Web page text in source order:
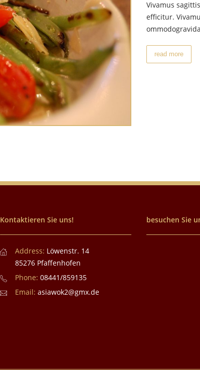
Vivamus
efficitur.
read more
Kontaktieren Sie uns!
Address: Löwenstr. 14
85276 Pfaffenhofen
Phone: 08441/859135
Email: asiawok2@gmx.de
besuchen Sie